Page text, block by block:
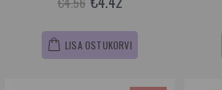
LISA OSTUKORVI